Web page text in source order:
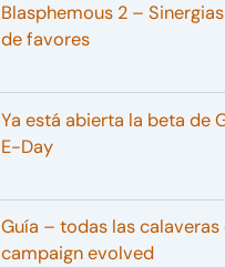
Blasphemous 2 –
de favores
Ya está abierta la beta de
E-Day
Guía – todas las calaveras
campaign evolved